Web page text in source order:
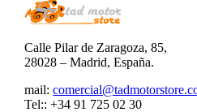
Calle Pilar de Zaragoza, 85,
28028 – Madrid, España.
mail:
Tel:: +34 91 725 02 30